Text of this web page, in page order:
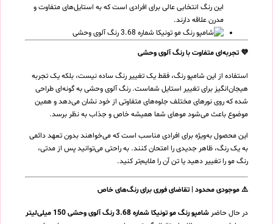
این رنگ انتخابی عالی برای افرادی است که به استایل‌های متفاوت و
مدرن علاقه دارند.
💜 تجربه‌ای متفاوت با رنگ آلوی وحشی
استفاده از این شامپو رنگ، فقط یک تغییر رنگ ساده نیست، بلکه یک تجربه
هیجان‌انگیز برای تغییر استایل شماست. رنگ آلوی وحشی به گونه‌ای طراحی
شده که روی نورهای مختلف جلوه‌های متفاوتی از خود نشان می‌دهد و همین
موضوع باعث می‌شود موهای شما همیشه خاص و جذاب به نظر برسد.
این محصول به‌ویژه برای افرادی مناسب است که می‌خواهند بدون تعهد دائمی
به یک رنگ، ظاهر جدیدی را امتحان کنند. به راحتی می‌توانید پس از مدتی،
رنگ مو را تغییر دهید یا تن آن را ملایم‌تر کنید.
⚠️ موجودی محدود | تقاضای فوری برای رنگ‌های خاص
در حال حاضر شامپو رنگ مو تونیکا شماره 3.68 رنگ آلوی وحشی 150 میلی‌لیتر